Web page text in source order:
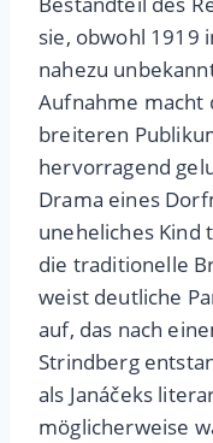
sie, obwohl 1919
nahezu
Aufnahme macht
breiteren
hervorragend
Drama eines
uneheliches
die traditionelle
weist deutliche
auf, das nach
Strindberg
als Janáčeks
möglicherweise